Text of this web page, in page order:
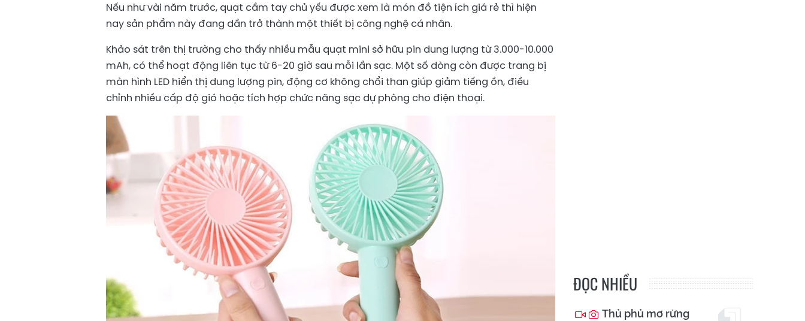
Nếu như vài năm trước, quạt cầm tay chủ yếu được xem là món đồ tiện ích giá rẻ thì hiện
nay sản phẩm này đang dần trở thành một thiết bị công nghệ cá nhân.
Khảo sát trên thị trường cho thấy nhiều mẫu quạt mini sở hữu pin dung lượng từ 3.000-10.000
mAh, có thể hoạt động liên tục từ 6-20 giờ sau mỗi lần sạc. Một số dòng còn được trang bị
màn hình LED hiển thị dung lượng pin, động cơ không chổi than giúp giảm tiếng ồn, điều
chỉnh nhiều cấp độ gió hoặc tích hợp chức năng sạc dự phòng cho điện thoại.
ĐỌC NHIỀU
Thủ phủ mơ rừng